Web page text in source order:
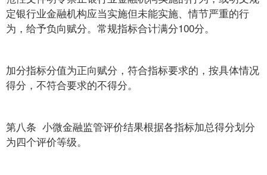
定银行业金融机构应当实施但未能实施、情节严重的行
为，给予负向赋分。常规指标合计满分100分。
加分指标分值为正向赋分，符合指标要求的，按具体情况
得分，不符合要求的不得分。
第八条 小微金融监管评价结果根据各指标加总得分划分
为四个评价等级。